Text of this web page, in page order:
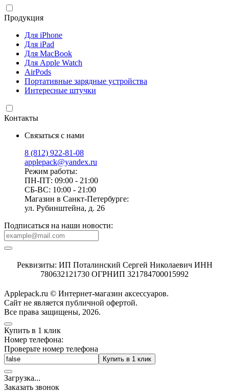
Продукция
Для iPhone
Для iPad
Для MacBook
Для Apple Watch
AirPods
Портативные зарядные устройства
Интересные штучки
Контакты
Связаться с нами
8 (812) 922-81-08
applepack@yandex.ru
Режим работы:
ПН-ПТ: 09:00 - 21:00
СБ-ВС: 10:00 - 21:00
Магазин в Санкт-Петербурге:
ул. Рубинштейна, д. 26
Подписаться на наши новости:
Реквизиты: ИП Поталинский Сергей Николаевич ИНН
780632121730 ОГРНИП 321784700015992
Applepack.ru © Интернет-магазин аксессуаров.
Cайт не является публичной офертой.
Все права защищены, 2026.
Купить в 1 клик
Номер телефона:
Проверьте номер телефона
Купить в 1 клик
Загрузка...
Заказать звонок